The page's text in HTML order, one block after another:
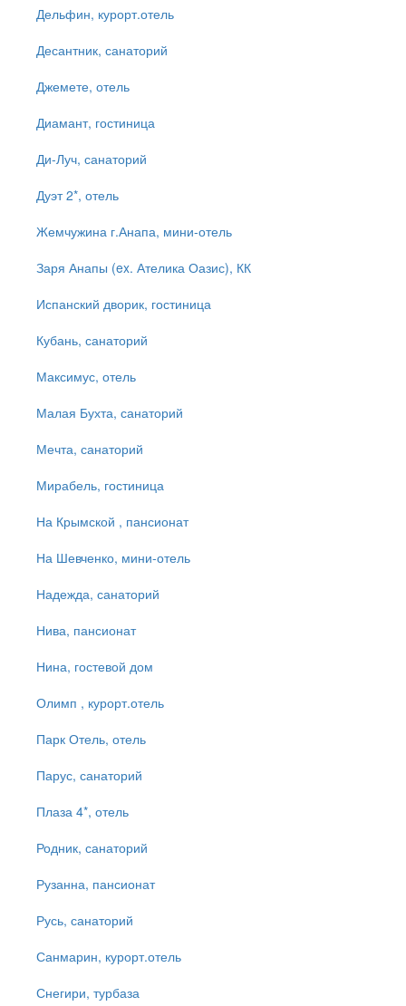
Дельфин, курорт.отель
Десантник, санаторий
Джемете, отель
Диамант, гостиница
Ди-Луч, санаторий
Дуэт 2*, отель
Жемчужина г.Анапа, мини-отель
Заря Анапы (ex. Ателика Оазис), КК
Испанский дворик, гостиница
Кубань, санаторий
Максимус, отель
Малая Бухта, санаторий
Мечта, санаторий
Мирабель, гостиница
На Крымской , пансионат
На Шевченко, мини-отель
Надежда, санаторий
Нива, пансионат
Нина, гостевой дом
Олимп , курорт.отель
Парк Отель, отель
Парус, санаторий
Плаза 4*, отель
Родник, санаторий
Рузанна, пансионат
Русь, санаторий
Санмарин, курорт.отель
Снегири, турбаза